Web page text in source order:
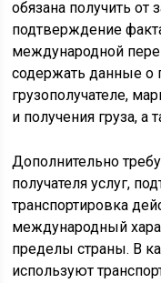
обязана получить от
подтверждение
международной
содержать данные о
грузополучателе,
и получения груза, а
Дополнительно
получателя услуг,
транспортировка
международный
пределы страны. В
используют